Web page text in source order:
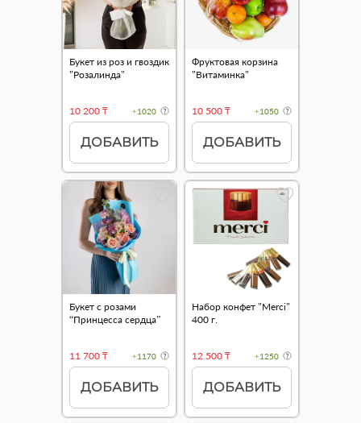
Букет из роз и гвоздик
"Розалинда"
10 200 ₸ +1020
ДОБАВИТЬ
Фруктовая корзина
"Витаминка"
10 500 ₸ +1050
ДОБАВИТЬ
Букет с розами
“Принцесса сердца”
11 700 ₸ +1170
ДОБАВИТЬ
Набор конфет "Merci"
400 г.
12 500 ₸ +1250
ДОБАВИТЬ